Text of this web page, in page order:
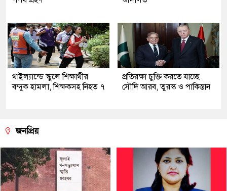
থাইল্যান্ডে স্কুলে শিক্ষার্থীর
বন্দুক হামলা, শিক্ষকসহ নিহত ৭
প্রতিরক্ষা চুক্তি করতে যাচ্ছে
সৌদি আরব, তুরস্ক ও পাকিস্তান
জনপ্রিয়